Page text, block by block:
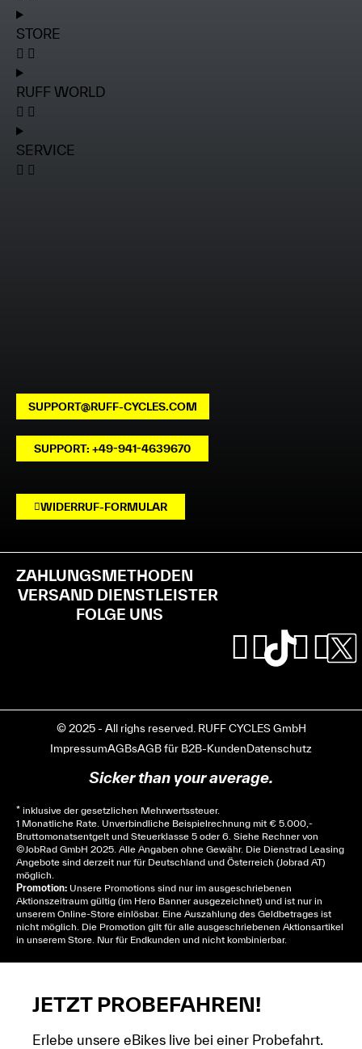
STORE
RUFF WORLD
SERVICE
SUPPORT@RUFF-CYCLES.COM
SUPPORT: +49-941-4639670
WIDERRUF-FORMULAR
ZAHLUNGSMETHODEN
VERSAND DIENSTLEISTER
FOLGE UNS
© 2025 - All righs reserved. RUFF CYCLES GmbH
ImpressumAGBsAGB für B2B-KundenDatenschutz
Sicker than your average.
* inklusive der gesetzlichen Mehrwertssteuer.
1 Monatliche Rate. Unverbindliche Beispielrechnung mit € 5.000,-
Bruttomonatsentgelt und Steuerklasse 5 oder 6. Siehe Rechner von
© JobRad GmbH 2025. Alle Angaben ohne Gewähr. Die Dienstrad Leasing
Angebote sind derzeit nur für Deutschland und Österreich (Jobrad AT)
möglich.
Promotion: Unsere Promotions sind nur im ausgeschriebenen
Aktionszeitraum gültig (im Hero Banner ausgezeichnet) und ist nur in
unserem Online-Store einlösbar. Eine Auszahlung des Geldbetrages ist
nicht möglich. Die Promotion gilt für alle ausgeschriebenen Aktionsartikel
in unserem Store. Nur für Endkunden und nicht kombinierbar.
JETZT PROBEFAHREN!
Erlebe unsere eBikes live bei einer Probefahrt.